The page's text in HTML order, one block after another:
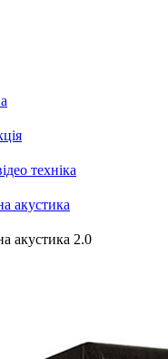
техніка
акустика
акустика 2.0